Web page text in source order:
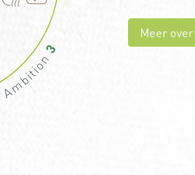
Meer